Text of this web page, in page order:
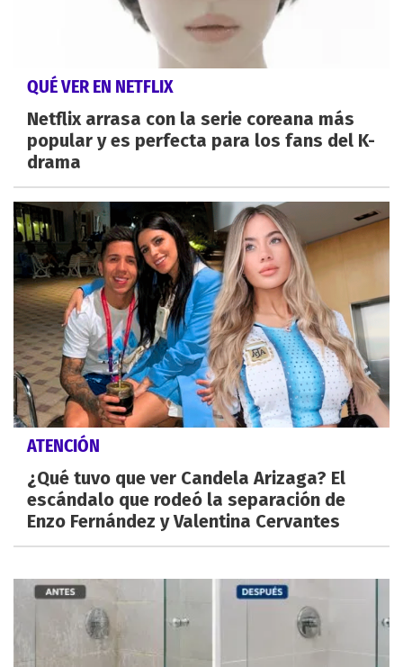
QUÉ VER EN NETFLIX
Netflix arrasa con la serie coreana más
popular y es perfecta para los fans del K-
drama
ATENCIÓN
¿Qué tuvo que ver Candela Arizaga? El
escándalo que rodeó la separación de
Enzo Fernández y Valentina Cervantes